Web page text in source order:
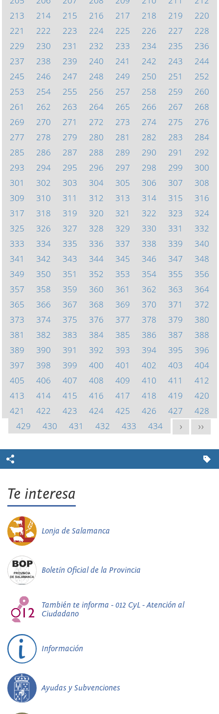
213
214 215 216 217 218 219
220
221
222 223 224 225 226 227
228
229
230 231 232 233 234 235
236
237
238 239 240 241 242 243
244
245
246 247 248 249 250 251
252
253
254 255 256 257 258 259
260
261
262 263 264 265 266 267
268
269
270 271 272 273 274 275
276
277
278 279 280 281 282 283
284
285
286 287 288 289 290 291
292
293
294 295 296 297 298 299
300
301
302 303 304 305 306 307
308
309
310 311 312 313 314 315
316
317
318 319 320 321 322 323
324
325
326 327 328 329 330 331
332
333
334 335 336 337 338 339
340
341
342 343 344 345 346 347
348
349
350 351 352 353 354 355
356
357
358 359 360 361 362 363
364
365
366 367 368 369 370 371
372
373
374 375 376 377 378 379
380
381
382 383 384 385 386 387
388
389
390 391 392 393 394 395
396
397
398 399 400 401 402 403
404
405
406 407 408 409 410 411
412
413
414 415 416 417 418 419
420
421
422 423 424 425 426 427
428
429
430 431 432 433 434 > >>
Te interesa
Lonja de Salamanca
Boletín Oficial de la Provincia
También te informa - 012 CyL - Atención al
Ciudadano
Información
Ayudas y Subvenciones